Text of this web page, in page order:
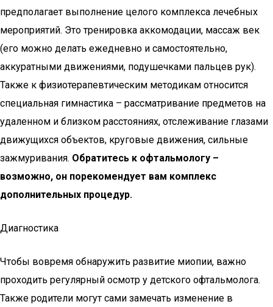
предполагает выполнение целого комплекса лечебных
мероприятий. Это тренировка аккомодации, массаж век
(его можно делать ежедневно и самостоятельно,
аккуратными движениями, подушечками пальцев рук).
Также к физиотерапевтическим методикам относится
специальная гимнастика – рассматривание предметов на
удаленном и близком расстояниях, отслеживание глазами
движущихся объектов, круговые движения, сильные
зажмуривания. Обратитесь к офтальмологу –
возможно, он порекомендует вам комплекс
дополнительных процедур.
Диагностика
Чтобы вовремя обнаружить развитие миопии, важно
проходить регулярный осмотр у детского офтальмолога.
Также родители могут сами замечать изменение в